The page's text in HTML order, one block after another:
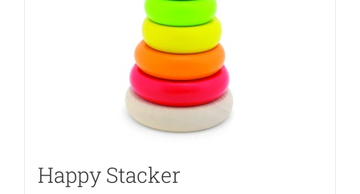
Happy Stacker